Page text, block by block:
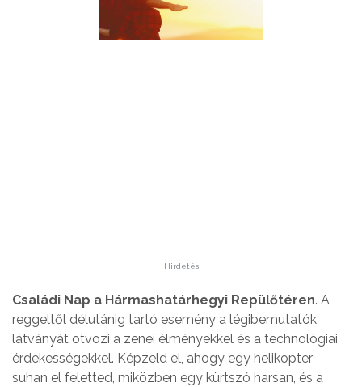
Hirdetés
Családi Nap a Hármashatárhegyi Repülőtéren. A
reggeltől délutánig tartó esemény a légibemutatók
látványát ötvözi a zenei élményekkel és a technológiai
érdekességekkel. Képzeld el, ahogy egy helikopter
suhan el feletted, miközben egy kürtszó harsan, és a